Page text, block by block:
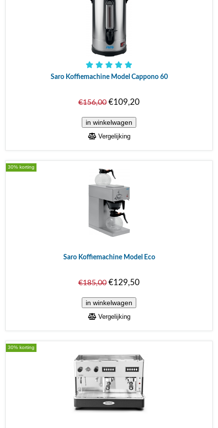
Saro Koffiemachine Model Cappono 60
€156,00 €109,20
Vergelijking
30% korting
Saro Koffiemachine Model Eco
€185,00 €129,50
Vergelijking
30% korting